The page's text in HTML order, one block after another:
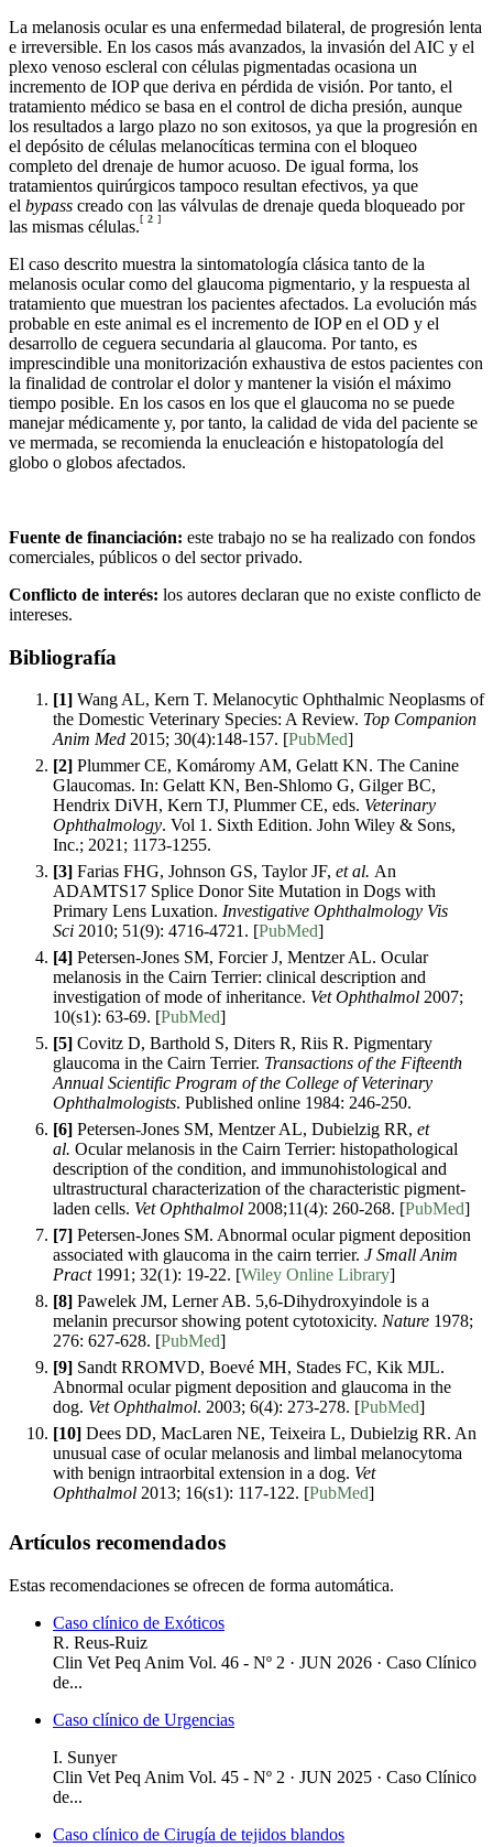
La melanosis ocular es una enfermedad bilateral, de progresión lenta
e irreversible. En los casos más avanzados, la invasión del AIC y el
plexo venoso escleral con células pigmentadas ocasiona un
incremento de IOP que deriva en pérdida de visión. Por tanto, el
tratamiento médico se basa en el control de dicha presión, aunque
los resultados a largo plazo no son exitosos, ya que la progresión en
el depósito de células melanocíticas termina con el bloqueo
completo del drenaje de humor acuoso. De igual forma, los
tratamientos quirúrgicos tampoco resultan efectivos, ya que
el bypass creado con las válvulas de drenaje queda bloqueado por
las mismas células.[ 2 ]
El caso descrito muestra la sintomatología clásica tanto de la
melanosis ocular como del glaucoma pigmentario, y la respuesta al
tratamiento que muestran los pacientes afectados. La evolución más
probable en este animal es el incremento de IOP en el OD y el
desarrollo de ceguera secundaria al glaucoma. Por tanto, es
imprescindible una monitorización exhaustiva de estos pacientes con
la finalidad de controlar el dolor y mantener la visión el máximo
tiempo posible. En los casos en los que el glaucoma no se puede
manejar médicamente y, por tanto, la calidad de vida del paciente se
ve mermada, se recomienda la enucleación e histopatología del
globo o globos afectados.
Fuente de financiación: este trabajo no se ha realizado con fondos
comerciales, públicos o del sector privado.
Conflicto de interés: los autores declaran que no existe conflicto de
intereses.
Bibliografía
[1] Wang AL, Kern T. Melanocytic Ophthalmic Neoplasms of
the Domestic Veterinary Species: A Review. Top Companion
Anim Med 2015; 30(4):148-157. [PubMed]
[2] Plummer CE, Komáromy AM, Gelatt KN. The Canine
Glaucomas. In: Gelatt KN, Ben-Shlomo G, Gilger BC,
Hendrix DiVH, Kern TJ, Plummer CE, eds. Veterinary
Ophthalmology. Vol 1. Sixth Edition. John Wiley & Sons,
Inc.; 2021; 1173-1255.
[3] Farias FHG, Johnson GS, Taylor JF, et al. An
ADAMTS17 Splice Donor Site Mutation in Dogs with
Primary Lens Luxation. Investigative Ophthalmology Vis
Sci 2010; 51(9): 4716-4721. [PubMed]
[4] Petersen-Jones SM, Forcier J, Mentzer AL. Ocular
melanosis in the Cairn Terrier: clinical description and
investigation of mode of inheritance. Vet Ophthalmol 2007;
10(s1): 63-69. [PubMed]
[5] Covitz D, Barthold S, Diters R, Riis R. Pigmentary
glaucoma in the Cairn Terrier. Transactions of the Fifteenth
Annual Scientific Program of the College of Veterinary
Ophthalmologists. Published online 1984: 246-250.
[6] Petersen-Jones SM, Mentzer AL, Dubielzig RR, et
al. Ocular melanosis in the Cairn Terrier: histopathological
description of the condition, and immunohistological and
ultrastructural characterization of the characteristic pigment-
laden cells. Vet Ophthalmol 2008;11(4): 260-268. [PubMed]
[7] Petersen-Jones SM. Abnormal ocular pigment deposition
associated with glaucoma in the cairn terrier. J Small Anim
Pract1991; 32(1): 19-22. [Wiley Online Library]
[8] Pawelek JM, Lerner AB. 5,6-Dihydroxyindole is a
melanin precursor showing potent cytotoxicity. Nature 1978;
276: 627-628. [PubMed]
[9] Sandt RROMVD, Boevé MH, Stades FC, Kik MJL.
Abnormal ocular pigment deposition and glaucoma in the
dog. Vet Ophthalmol. 2003; 6(4): 273-278. [PubMed]
[10] Dees DD, MacLaren NE, Teixeira L, Dubielzig RR. An
unusual case of ocular melanosis and limbal melanocytoma
with benign intraorbital extension in a dog. Vet
Ophthalmol 2013; 16(s1): 117-122. [PubMed]
Artículos recomendados
Estas recomendaciones se ofrecen de forma automática.
Caso clínico de Exóticos
R. Reus-Ruiz
Clin Vet Peq Anim Vol. 46 - Nº 2 · JUN 2026 · Caso Clínico
de...
Caso clínico de Urgencias
I. Sunyer
Clin Vet Peq Anim Vol. 45 - Nº 2 · JUN 2025 · Caso Clínico
de...
Caso clínico de Cirugía de tejidos blandos